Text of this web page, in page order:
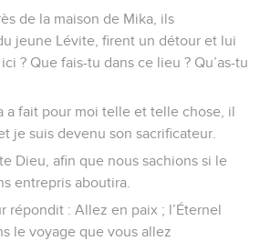
de la maison de Mika, ils
jeune Lévite, firent un détour et lui
? Que fais-tu dans ce lieu ? Qu’as-tu
a fait pour moi telle et telle chose, il
je suis devenu son sacrificateur.
Dieu, afin que nous sachions si le
entrepris aboutira.
répondit : Allez en paix ; l’Éternel
le voyage que vous allez